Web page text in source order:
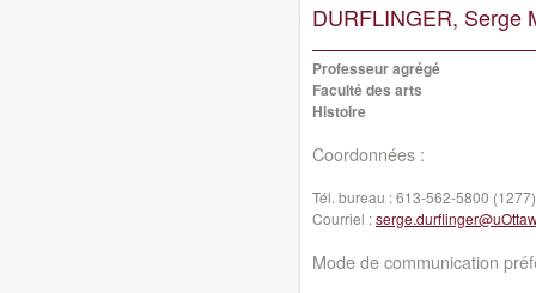
DURFLINGER, Serge
Professeur agrégé
Faculté des arts
Histoire
Coordonnées :
Tél. bureau :613-562-5800 (1277)
Courriel :
Mode de communication